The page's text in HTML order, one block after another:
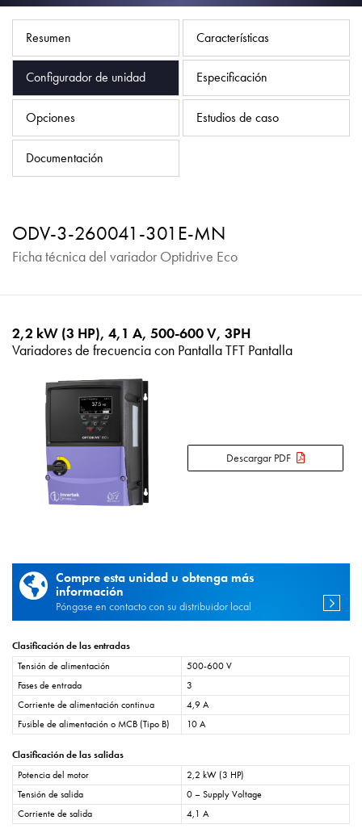
Resumen Características
Configurador de unidad Especificación
Opciones Estudios de caso
Documentación
ODV-3-260041-301E-MN
Ficha técnica del variador Optidrive Eco
2,2 kW (3 HP), 4,1 A, 500-600 V, 3PH
Variadores de frecuencia con Pantalla TFT Pantalla
Descargar PDF
Compre esta unidad u obtenga más
información
Póngase en contacto con su distribuidor local
Clasificación de las entradas
Tensión de alimentación
500-600 V
Fases de entrada
3
Corriente de alimentación continua
4,9 A
Fusible de alimentación o MCB (Tipo B)
10 A
Clasificación de las salidas
Potencia del motor
2,2 kW (3 HP)
Tensión de salida
0 – Supply Voltage
Corriente de salida
4,1 A
Política de privacidad
Mapa del sitio
iSource